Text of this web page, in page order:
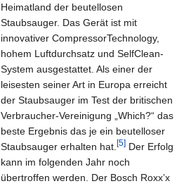
Heimatland der beutellosen
Staubsauger. Das Gerät ist mit
innovativer CompressorTechnology,
hohem Luftdurchsatz und SelfClean-
System ausgestattet. Als einer der
leisesten seiner Art in Europa erreicht
der Staubsauger im Test der britischen
Verbraucher-Vereinigung „Which?“ das
beste Ergebnis das je ein beutelloser
Staubsauger erhalten hat. [5] Der Erfolg
kann im folgenden Jahr noch
übertroffen werden. Der Bosch Roxx’x